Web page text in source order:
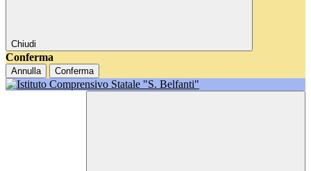
Chiudi
Conferma
Annulla Conferma